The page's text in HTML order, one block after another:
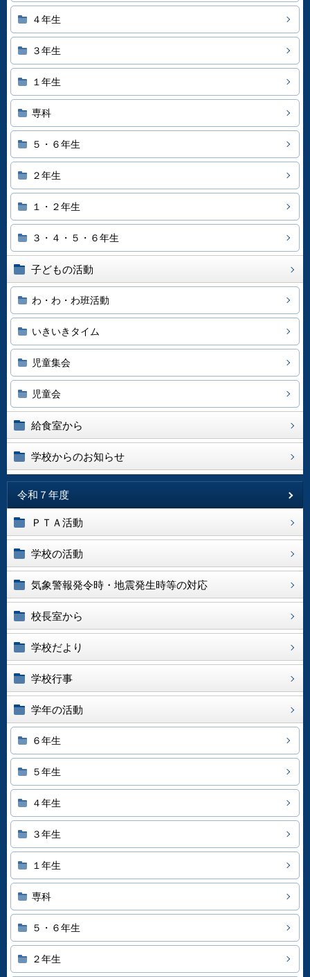
４年生
３年生
１年生
専科
５・６年生
２年生
１・２年生
３・４・５・６年生
子どもの活動
わ・わ・わ班活動
いきいきタイム
児童集会
児童会
給食室から
学校からのお知らせ
令和７年度
ＰＴＡ活動
学校の活動
気象警報発令時・地震発生時等の対応
校長室から
学校だより
学校行事
学年の活動
６年生
５年生
４年生
３年生
１年生
専科
５・６年生
２年生